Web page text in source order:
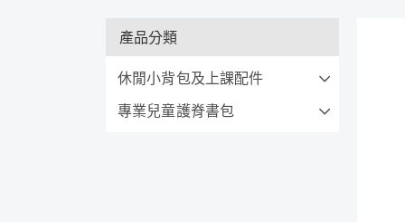
產品分類
休閒小背包及上課配件
專業兒童護脊書包